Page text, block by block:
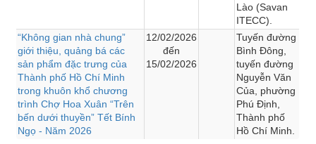
Lào (Savan
ITECC).
“Không gian nhà chung”
giới thiệu, quảng bá các
sản phẩm đặc trưng của
Thành phố Hồ Chí Minh
trong khuôn khổ chương
trình Chợ Hoa Xuân “Trên
bến dưới thuyền” Tết Bính
Ngọ - Năm 2026
12/02/2026
đến
15/02/2026
Tuyến đường
Bình Đông,
tuyến đường
Nguyễn Văn
Của, phường
Phú Định,
Thành phố
Hồ Chí Minh.